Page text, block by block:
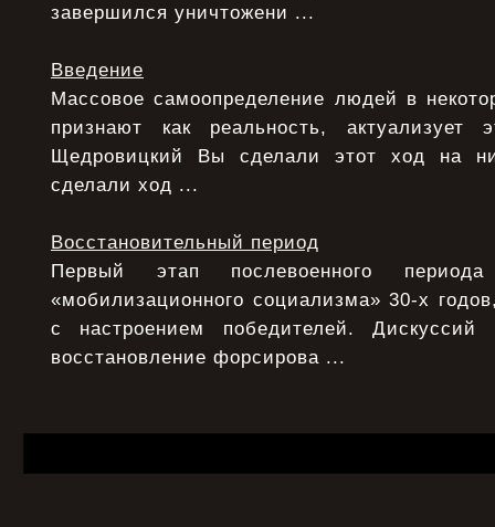
завершился уничтожени ...
Введение
Массовое самоопределение людей в
признают как реальность,
Щедровицкий Вы сделали этот ход на
сделали ход ...
Восстановительный период
Первый этап послевоенного
«мобилизационного социализма» 30-х
с настроением победителей.
восстановление форсирова ...